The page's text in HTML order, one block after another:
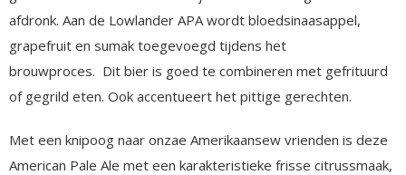
afdronk. Aan de Lowlander APA wordt bloedsinaasappel,
grapefruit en sumak toegevoegd tijdens het
brouwproces. Dit bier is goed te combineren met gefrituurd
of gegrild eten. Ook accentueert het pittige gerechten.
Met een knipoog naar onzae Amerikaansew vrienden is deze
American Pale Ale met een karakteristieke frisse citrussmaak,